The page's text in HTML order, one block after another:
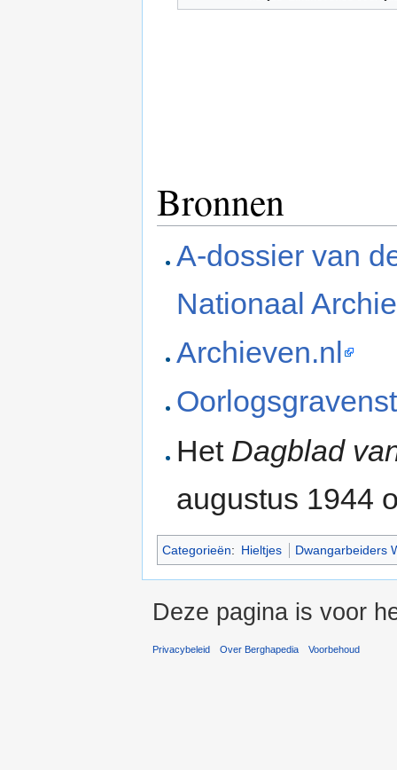
Bronnen
A-dossier van
Nationaal
Archieven.nl
Het Dagblad
augustus 1944
Categorieën: Hieltjes Dwangarbeiders
Deze pagina is voor
Privacybeleid Over Berghapedia Voorbehoud